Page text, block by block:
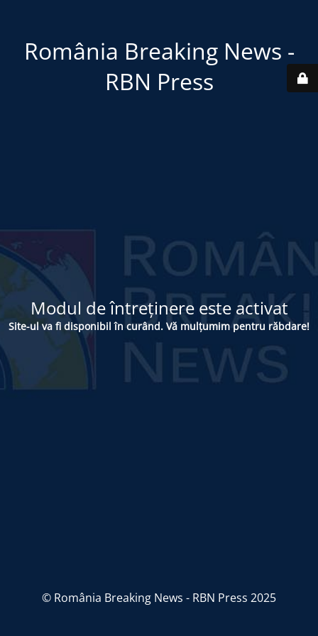
România Breaking News -
RBN Press
Modul de întreținere este activat
Site-ul va fi disponibil în curând. Vă mulțumim pentru răbdare!
© România Breaking News - RBN Press 2025